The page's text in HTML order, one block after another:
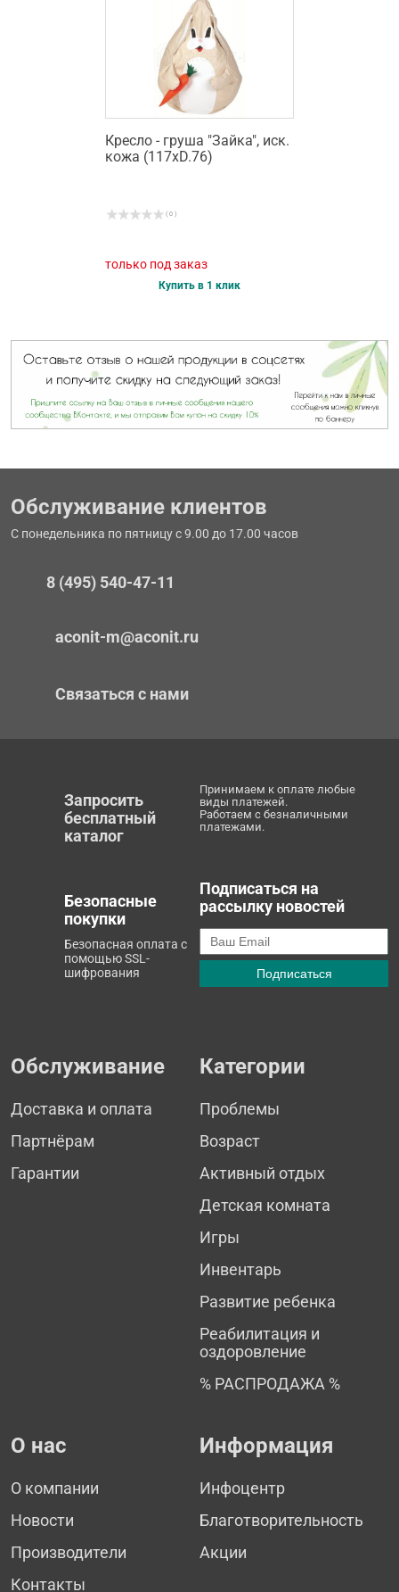
Кресло - груша "Зайка", иск.
кожа (117хD.76)
( 0 )
только под заказ
Купить в 1 клик
Обслуживание клиентов
С понедельника по пятницу с 9.00 до 17.00 часов
8 (495) 540-47-11
aconit-m@aconit.ru
Связаться с нами
Запросить
бесплатный
каталог
Принимаем к оплате любые
виды платежей.
Работаем с безналичными
платежами.
Безопасные
покупки
Безопасная оплата с
помощью SSL-
шифрования
Подписаться на
рассылку новостей
Обслуживание
Доставка и оплата
Партнёрам
Гарантии
Категории
Проблемы
Возраст
Активный отдых
Детская комната
Игры
Инвентарь
Развитие ребенка
Реабилитация и
оздоровление
% РАСПРОДАЖА %
О нас
О компании
Новости
Производители
Контакты
Информация
Инфоцентр
Благотворительность
Акции